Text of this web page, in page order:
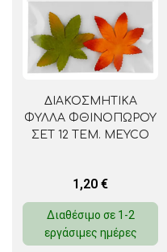
ΔΙΑΚΟΣΜΗΤΙΚΑ
ΦΥΛΛΑ ΦΘΙΝΟΠΩΡΟΥ
ΣΕΤ 12 ΤΕΜ. MEYCO
1,20 €
Διαθέσιμο σε 1-2
εργάσιμες ημέρες